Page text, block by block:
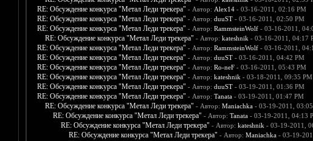
RE: Обсуждение конкурса "Метал Леди трекера" - Автор: Alex14- 03-16-2011, 02:16 PM
RE: Обсуждение конкурса "Метал Леди трекера" - Автор: duuST- 03-16-2011, 02:50 PM
RE: Обсуждение конкурса "Метал Леди трекера" - Автор: RammsteinWolf- 03-16-2011,
RE: Обсуждение конкурса "Метал Леди трекера" - Автор: kateshnik - 03-16-2011, 04:17
RE: Обсуждение конкурса "Метал Леди трекера" - Автор: RammsteinWolf- 03-16-2011,
RE: Обсуждение конкурса "Метал Леди трекера" - Автор: duuST- 03-16-2011, 04:42 PM
RE: Обсуждение конкурса "Метал Леди трекера" - Автор: Ro-neF- 03-16-2011, 05:43 PM
RE: Обсуждение конкурса "Метал Леди трекера" - Автор: kateshnik - 03-18-2011, 09:35 PM
RE: Обсуждение конкурса "Метал Леди трекера" - Автор: duuST- 03-19-2011, 01:36 PM
RE: Обсуждение конкурса "Метал Леди трекера" - Автор: Tanata- 03-19-2011, 01:47 PM
RE: Обсуждение конкурса "Метал Леди трекера" - Автор: Maniachka- 03-19-2011,
RE: Обсуждение конкурса "Метал Леди трекера" - Автор: Tanata- 03-19-2011, 04:13
RE: Обсуждение конкурса "Метал Леди трекера" - Автор: kateshnik - 03-19-2011,
RE: Обсуждение конкурса "Метал Леди трекера" - Автор: Maniachka- 03-19-